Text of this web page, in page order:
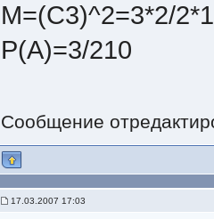
M=(C3)^2=3*2/
P(A)=3/210
Сообщение
17.03.2007 17:03